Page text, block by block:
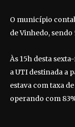
O município
de Vinhedo,
Às 15h desta
a UTI destinada a
estava com taxa
operando com